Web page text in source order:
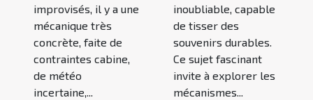
improvisés, il y a une
mécanique très
concrète, faite de
contraintes cabine,
de météo
incertaine,...
inoubliable, capable
de tisser des
souvenirs durables.
Ce sujet fascinant
invite à explorer les
mécanismes...